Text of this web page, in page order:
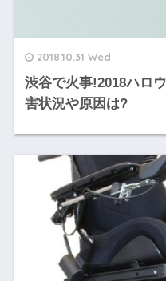
2018.10.31 Wed
渋谷で火事!2018ハロ
害状況や原因は?